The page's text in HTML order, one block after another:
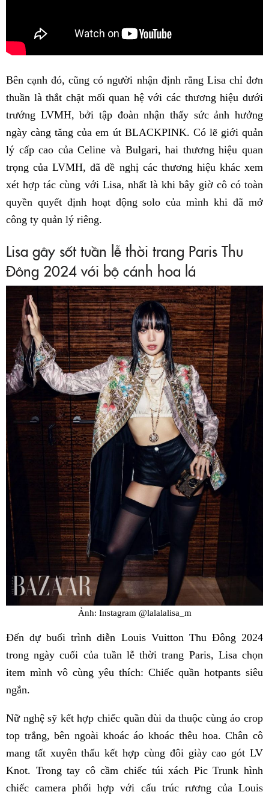
Bên cạnh đó, cũng có người nhận định rằng Lisa chỉ đơn
thuần là thắt chặt mối quan hệ với các thương hiệu dưới
trướng LVMH, bởi tập đoàn nhận thấy sức ảnh hưởng
ngày càng tăng của em út BLACKPINK. Có lẽ giới quản
lý cấp cao của Celine và Bulgari, hai thương hiệu quan
trọng của LVMH, đã đề nghị các thương hiệu khác xem
xét hợp tác cùng với Lisa, nhất là khi bây giờ cô có toàn
quyền quyết định hoạt động solo của mình khi đã mở
công ty quản lý riêng.
Lisa gây sốt tuần lễ thời trang Paris Thu
Đông 2024 với bộ cánh hoa lá
Ảnh: Instagram @lalalalisa_m
Đến dự buổi trình diễn Louis Vuitton Thu Đông 2024
trong ngày cuối của tuần lễ thời trang Paris, Lisa chọn
item mình vô cùng yêu thích: Chiếc quần hotpants siêu
ngắn.
Nữ nghệ sỹ kết hợp chiếc quần đùi da thuộc cùng áo crop
top trắng, bên ngoài khoác áo khoác thêu hoa. Chân cô
mang tất xuyên thấu kết hợp cùng đôi giày cao gót LV
Knot. Trong tay cô cầm chiếc túi xách Pic Trunk hình
chiếc camera phối hợp với cấu trúc rương của Louis